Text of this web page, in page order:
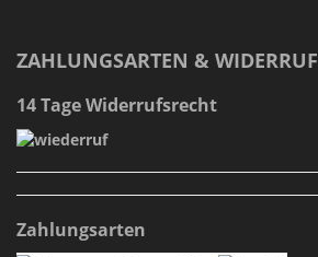
ZAHLUNGSARTEN & WIDERRUF
14 Tage Widerrufsrecht
Zahlungsarten